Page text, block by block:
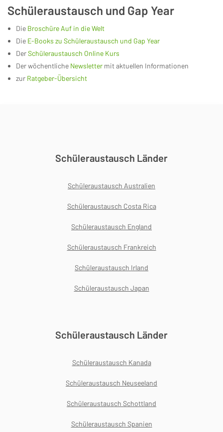
Schüleraustausch und Gap Year
Die Broschüre Auf in die Welt
Die E-Books zu Schüleraustausch und Gap Year
DerSchüleraustausch Online Kurs
Der wöchentliche Newsletter mit aktuellen Informationen
zur Ratgeber-Übersicht
Schüleraustausch Länder
Schüleraustausch Australien
Schüleraustausch Costa Rica
Schüleraustausch England
Schüleraustausch Frankreich
Schüleraustausch Irland
Schüleraustausch Japan
Schüleraustausch Länder
Schüleraustausch Kanada
Schüleraustausch Neuseeland
Schüleraustausch Schottland
Schüleraustausch Spanien